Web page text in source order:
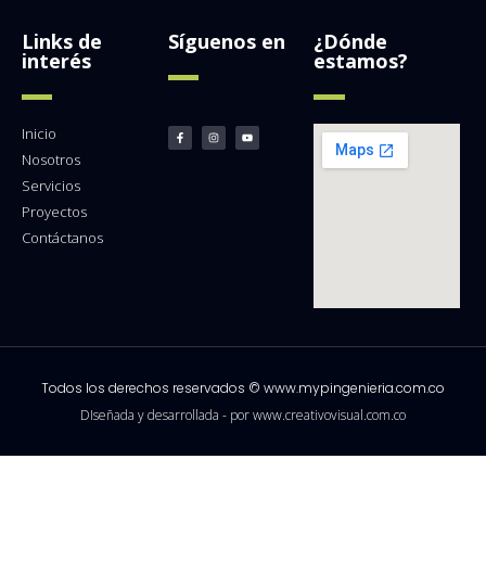
Links de
interés
Inicio
Nosotros
Servicios
Proyectos
Contáctanos
Síguenos en ¿Dónde
estamos?
Todos los derechos reservados © www.mypingenieria.com.co
DIseñada y desarrollada - por www.creativovisual.com.co